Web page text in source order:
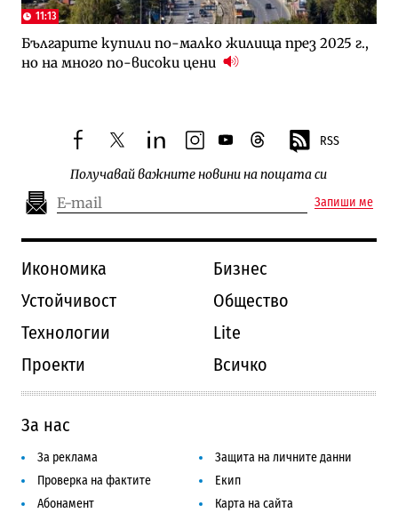
11:13
Българите купили по-малко жилища през 2025 г.,
но на много по-високи цени
facebooktwitterlinkedininstagram
youtubethreads RSS
Получавай важните новини на пощата си
Запиши ме
Икономика
Бизнес
Устойчивост
Общество
Технологии
Lite
Проекти
Всичко
За нас
За реклама
Защита на личните данни
Проверка на фактите
Екип
Абонамент
Карта на сайта